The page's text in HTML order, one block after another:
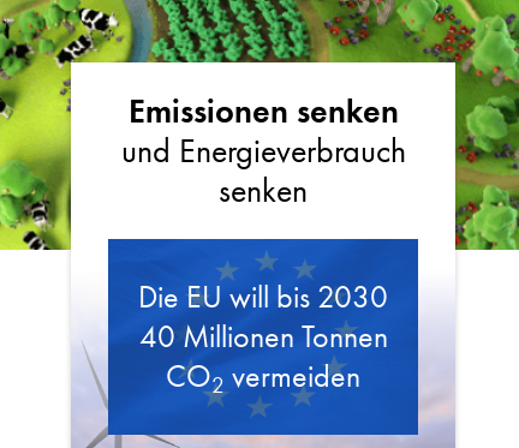
Emissionen senken
und Energieverbrauch
senken
Die EU will bis 2030
40 Millionen Tonnen
CO2 vermeiden